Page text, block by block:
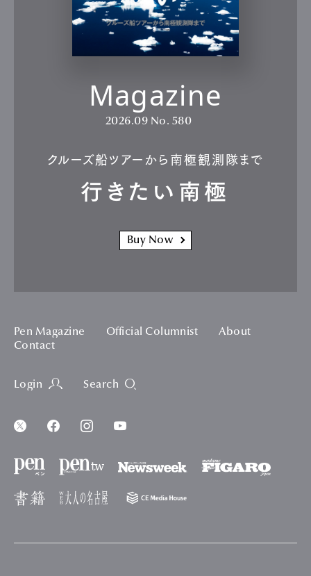
Magazine
2026.09 No. 580
クルーズ船ツアーから南極観測隊まで
行きたい南極
Buy Now
Pen Magazine Official Columnist
About
Contact
Login Search